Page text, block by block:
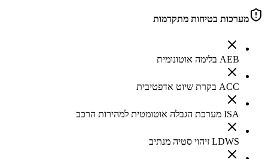
מערכות בטיחות מתקדמות
AEB בלימה אוטונומית
ACC בקרת שיוט אדפטיבית
ISA מערכת הגבלה אוטומטית למהירות הרכב
LDWS זיהוי סטיה מנתיב